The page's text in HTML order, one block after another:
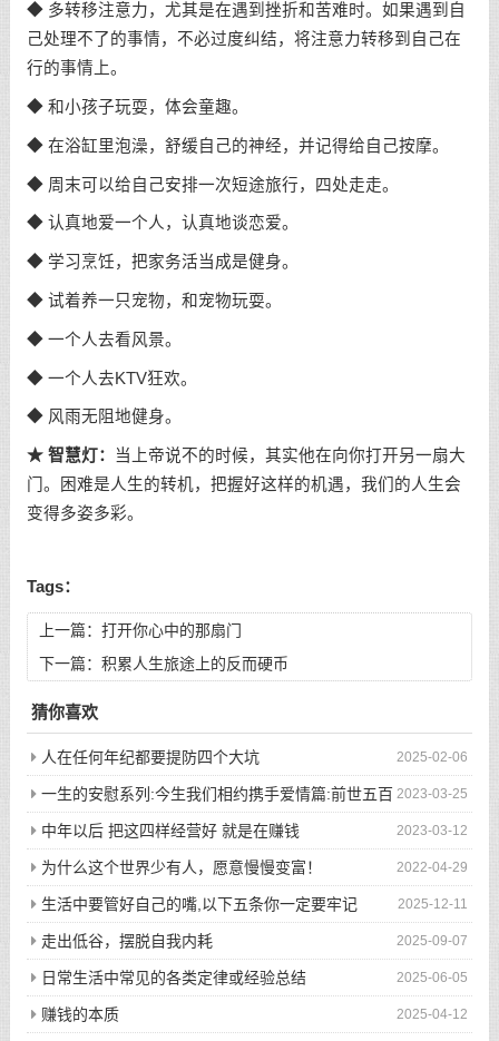
◆ 多转移注意力，尤其是在遇到挫折和苦难时。如果遇到自
己处理不了的事情，不必过度纠结，将注意力转移到自己在
行的事情上。
◆ 和小孩子玩耍，体会童趣。
◆ 在浴缸里泡澡，舒缓自己的神经，并记得给自己按摩。
◆ 周末可以给自己安排一次短途旅行，四处走走。
◆ 认真地爱一个人，认真地谈恋爱。
◆ 学习烹饪，把家务活当成是健身。
◆ 试着养一只宠物，和宠物玩耍。
◆ 一个人去看风景。
◆ 一个人去KTV狂欢。
◆ 风雨无阻地健身。
★ 智慧灯：
当上帝说不的时候，其实他在向你打开另一扇大
门。困难是人生的转机，把握好这样的机遇，我们的人生会
变得多姿多彩。
Tags：
上一篇： 打开你心中的那扇门
下一篇： 积累人生旅途上的反而硬币
猜你喜欢
2025-02-06
人在任何年纪都要提防四个大坑
2023-03-25
一生的安慰系列:今生我们相约携手爱情篇:前世五百
次的回眸才换来今生的相遇
2023-03-12
中年以后 把这四样经营好 就是在赚钱
2022-04-29
为什么这个世界少有人，愿意慢慢变富！
2025-12-11
生活中要管好自己的嘴,以下五条你一定要牢记
2025-09-07
走出低谷，摆脱自我内耗
2025-06-05
日常生活中常见的各类定律或经验总结
2025-04-12
赚钱的本质